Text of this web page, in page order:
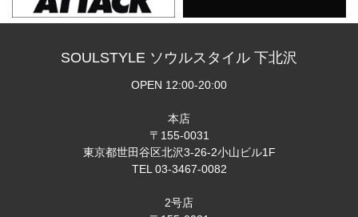
SOULSTYLE ソウルスタイル 下北沢
OPEN 12:00-20:00
本店
〒155-0031
東京都世田谷区北沢3-26-2小山ビル1F
TEL 03-3467-0082
2号店